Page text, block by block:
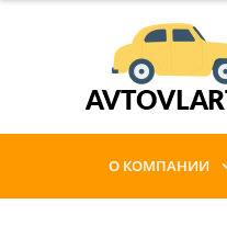
О КОМПАНИИ